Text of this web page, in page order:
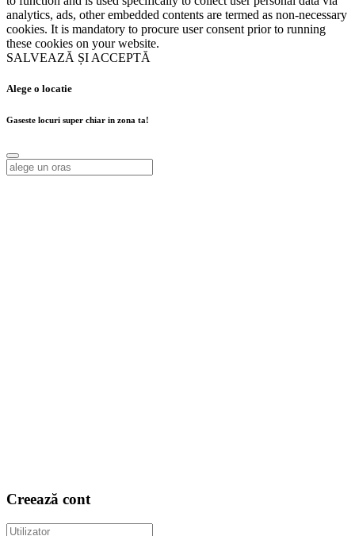
analytics, ads, other embedded contents are termed as non-necessary
cookies. It is mandatory to procure user consent prior to running
these cookies on your website.
SALVEAZĂ ȘI ACCEPTĂ
Alege o locatie
Gaseste locuri super chiar in zona ta!
Alege o locatie
Creează cont